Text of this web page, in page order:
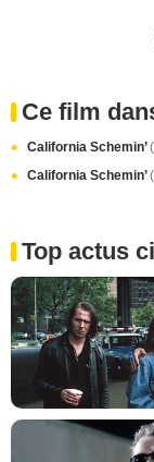
Ce film
California Schemin’
California Schemin’
Top actus